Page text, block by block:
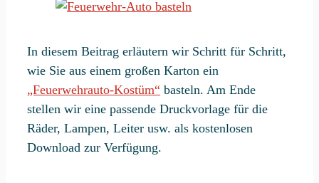
In diesem Beitrag erläutern wir Schritt für Schritt,
wie Sie aus einem großen Karton ein
„Feuerwehrauto-Kostüm“ basteln. Am Ende
stellen wir eine passende Druckvorlage für die
Räder, Lampen, Leiter usw. als kostenlosen
Download zur Verfügung.